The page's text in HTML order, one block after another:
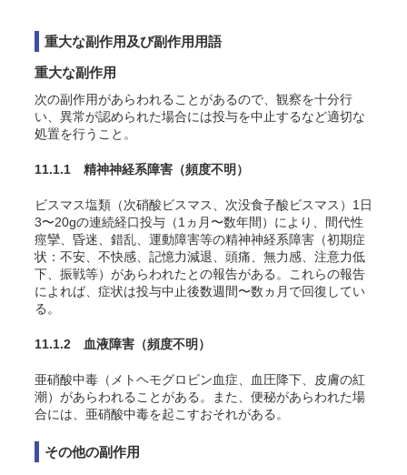
重大な副作用及び副作用用語
重大な副作用
次の副作用があらわれることがあるので、観察を十分行
い、異常が認められた場合には投与を中止するなど適切な
処置を行うこと。
11.1.1 精神神経系障害 （頻度不明）
ビスマス塩類（次硝酸ビスマス、次没食子酸ビスマス）1日
3〜20gの連続経口投与（1ヵ月〜数年間）により、間代性
痙攣、昏迷、錯乱、運動障害等の精神神経系障害（初期症
状：不安、不快感、記憶力減退、頭痛、無力感、注意力低
下、振戦等）があらわれたとの報告がある。これらの報告
によれば、症状は投与中止後数週間〜数ヵ月で回復してい
る 。
11.1.2 血液障害 （頻度不明）
亜硝酸中毒（メトヘモグロビン血症、血圧降下、皮膚の紅
潮）があらわれることがある。また、便秘があらわれた場
合には、亜硝酸中毒を起こすおそれがある 。
その他の副作用